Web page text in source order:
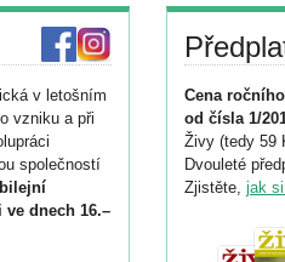
v letošním
vzniku a při
společností
dnech 16.–
Cena
od čísla 1/
Živy (tedy 59
Dvouleté
Zjistěte, jak